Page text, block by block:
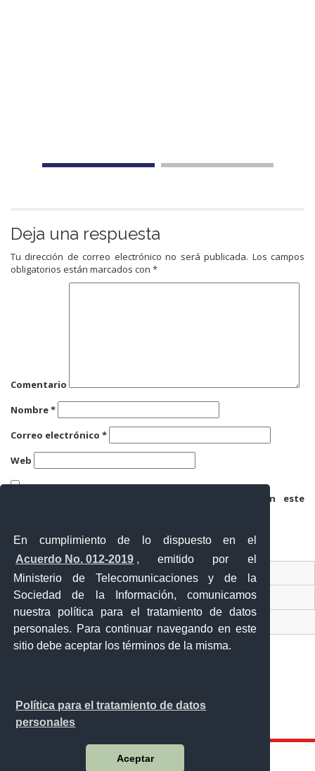
En cumplimiento de lo dispuesto en el
Acuerdo No. 012-2019 , emitido por el
Ministerio de Telecomunicaciones y de la
Sociedad de la Información, comunicamos
nuestra política para el tratamiento de datos
personales. Para continuar navegando en este
sitio debe aceptar los términos de la misma.
Política para el tratamiento de datos
personales
Aceptar
Deja una respuesta
Tu dirección de correo electrónico no será publicada. Los campos
obligatorios están marcados con *
Comentario
Nombre*
Correo electrónico *
Web
Guarda mi nombre, correo electrónico y web en este
Contacto Ciudadano
Ventanilla Única de Comercio Exterior
Sistema Nacional de Información (SNI)
Calle 12 de febrero y Vicente Rocafuerte
Orellana - Ecuador